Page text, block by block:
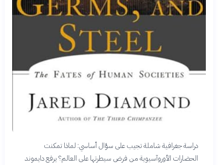
دراسة جغرافية شاملة تجيب على سؤال أساسي: لماذا تمكنت
الحضارات الأوروآسيوية من فرض سيطرتها على العالم؟ يرفع دايموند